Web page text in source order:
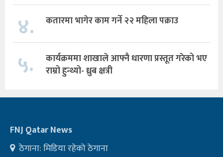
४. कतारमा भागेर काम गर्ने २२ महिला पक्राउ
५.
कार्यक्रममा शाखाले आफ्नै धारणा प्रस्तूत गरेको भए
राम्रो हुन्थ्यो- ध्रुब क्षत्री
FNJ Qatar News
ठेगाना: मिडिया रहेको ठेगाना